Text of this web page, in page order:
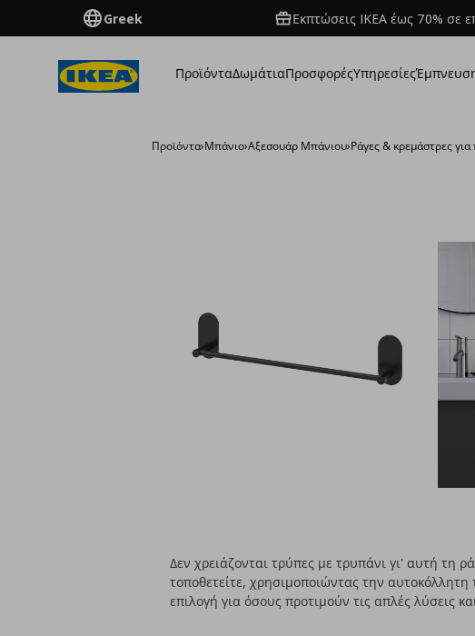
Greek Εκπτώσεις IKEA έως 70% σε
ΠροϊόνταΔωμάτιαΠροσφορέςΥπηρεσίες
Προϊόντα›Μπάνιο›Αξεσουάρ Μπάνιου›Ράγες & κρεμάστρες για
Δεν χρειάζονται τρύπες με τρυπάνι γι' αυτή τη
τοποθετείτε, χρησιμοποιώντας την αυτοκόλλητη
επιλογή για όσους προτιμούν τις απλές λύσεις